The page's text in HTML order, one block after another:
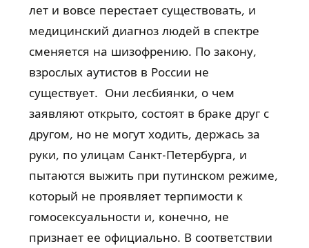
лет и вовсе перестает существовать, и
медицинский диагноз людей в спектре
сменяется на шизофрению. По закону,
взрослых аутистов в России не
существует. Они лесбиянки, о чем
заявляют открыто, состоят в браке друг с
другом, но не могут ходить, держась за
руки, по улицам Санкт-Петербурга, и
пытаются выжить при путинском режиме,
который не проявляет терпимости к
гомосексуальности и, конечно, не
признает ее официально. В соответствии